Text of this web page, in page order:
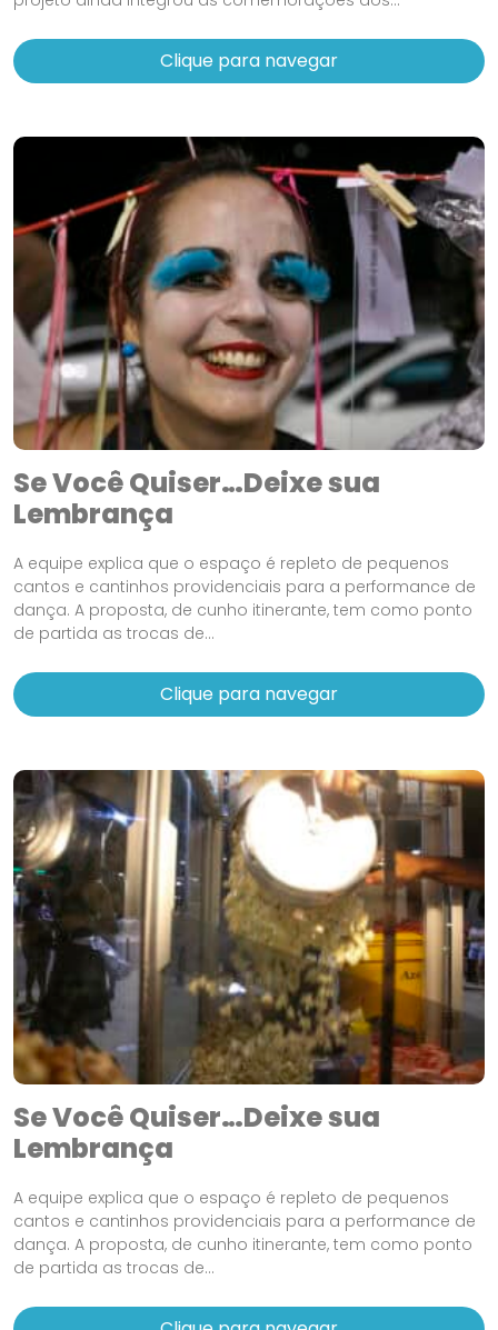
Clique para navegar
Se Você Quiser…Deixe sua
Lembrança
A equipe explica que o espaço é repleto de pequenos
cantos e cantinhos providenciais para a performance de
dança. A proposta, de cunho itinerante, tem como ponto
de partida as trocas de...
Clique para navegar
Se Você Quiser…Deixe sua
Lembrança
A equipe explica que o espaço é repleto de pequenos
cantos e cantinhos providenciais para a performance de
dança. A proposta, de cunho itinerante, tem como ponto
de partida as trocas de...